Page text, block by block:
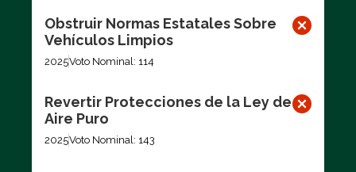
Obstruir Normas Estatales Sobre
Vehículos Limpios
2025Voto Nominal: 114
Revertir Protecciones de la Ley de
Aire Puro
2025Voto Nominal: 143